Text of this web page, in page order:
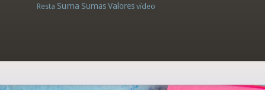
Resta Suma SumasValores vídeo